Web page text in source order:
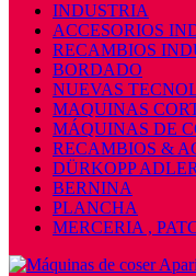
INDUSTRIA
ACCESORIOS
RECAMBIOS
BORDADO
NUEVAS
MAQUINAS
MÁQUINAS DE
RECAMBIOS &
DÜRKOPP ADLER
BERNINA
PLANCHA
MERCERIA ,